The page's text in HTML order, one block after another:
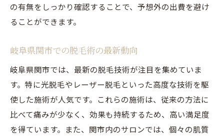
の有無をしっかり確認することで、予想外の出費を避け
ることができます。
岐阜県関市での脱毛術の最新動向
岐阜県関市では、最新の脱毛技術が注目を集めていま
す。特に光脱毛やレーザー脱毛といった高度な技術を駆
使した施術が人気です。これらの施術は、従来の方法に
比べて痛みが少なく、効果も持続するため、高い満足度
を得ています。また、関市内のサロンでは、個々の肌質